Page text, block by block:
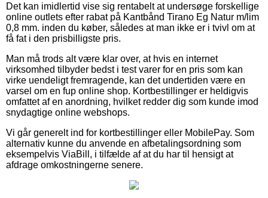
Det kan imidlertid vise sig rentabelt at undersøge forskellige
online outlets efter rabat på Kantbånd Tirano Eg Natur m/lim
0,8 mm. inden du køber, således at man ikke er i tvivl om at
få fat i den prisbilligste pris.
Man må trods alt være klar over, at hvis en internet
virksomhed tilbyder bedst i test varer for en pris som kan
virke uendeligt fremragende, kan det undertiden være en
varsel om en fup online shop. Kortbestillinger er heldigvis
omfattet af en anordning, hvilket redder dig som kunde imod
snydagtige online webshops.
Vi går generelt ind for kortbestillinger eller MobilePay. Som
alternativ kunne du anvende en afbetalingsordning som
eksempelvis ViaBill, i tilfælde af at du har til hensigt at
afdrage omkostningerne senere.